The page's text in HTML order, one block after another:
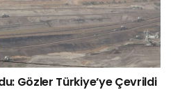
Gözler Türkiye’ye Çevrildi